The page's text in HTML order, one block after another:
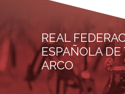
REAL
ESPAÑOLA DE
ARCO